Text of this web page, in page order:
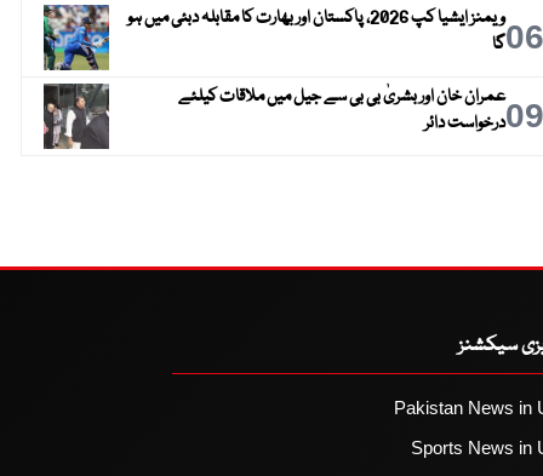
06
ویمنز ایشیا کپ 2026، پاکستان اور بھارت کا مقابلہ دبئی میں ہو
گا
09عمران خان اور بشریٰ بی بی سے جیل میں ملاقات کیلئے
درخواست دائر
سیکشنز
Pakistan News in
Sports News in